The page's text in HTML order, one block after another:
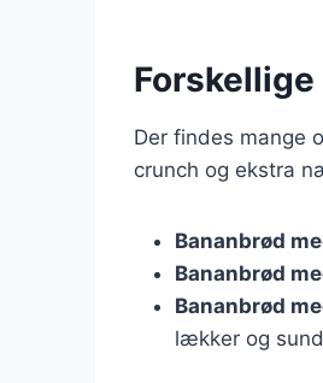
Der findes mange
crunch og ekstra
Bananbrød
Bananbrød
Bananbrød
lækker og